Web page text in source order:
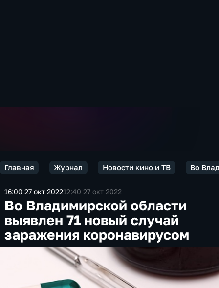
Главная Журнал Новости кино и ТВ Во
16:00 27 окт 202212:40 27 окт 2022
Во Владимирской области
выявлен 71 новый случай
заражения коронавирусом